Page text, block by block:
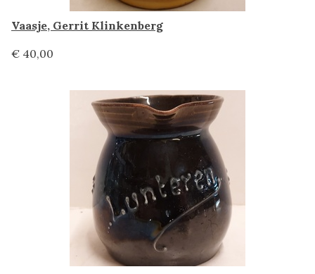
Vaasje, Gerrit Klinkenberg
€ 40,00